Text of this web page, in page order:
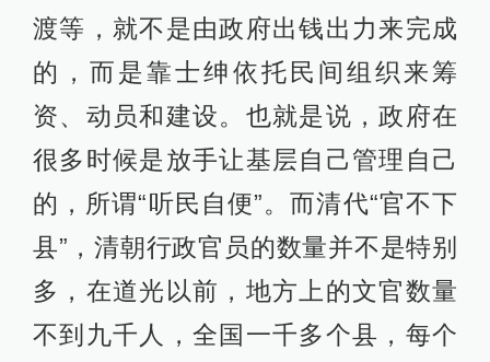
渡等，就不是由政府出钱出力来完成
的，而是靠士绅依托民间组织来筹
资、动员和建设。也就是说，政府在
很多时候是放手让基层自己管理自己
的，所谓“听民自便”。而清代“官不下
县”，清朝行政官员的数量并不是特别
多，在道光以前，地方上的文官数量
不到九千人，全国一千多个县，每个